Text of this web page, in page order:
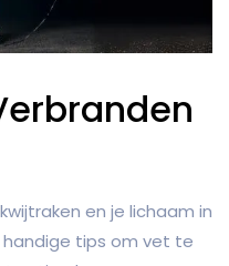
en je lichaam in
handige tips om vet te